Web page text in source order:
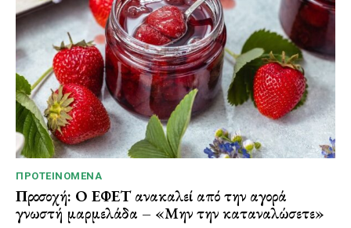
ΠΡΟΤΕΙΝΌΜΕΝΑ
Προσοχή: Ο ΕΦΕΤ ανακαλεί από την αγορά
γνωστή μαρμελάδα – «Μην την καταναλώσετε»